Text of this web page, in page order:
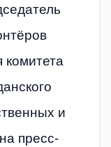
и
пресс-